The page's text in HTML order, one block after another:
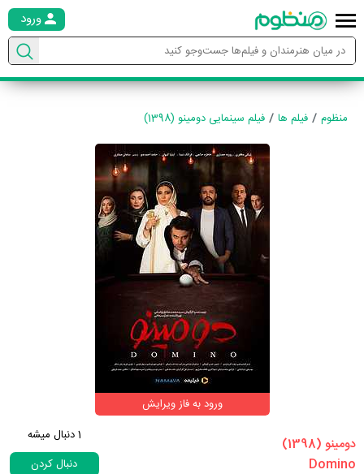
ورود
منظوم فیلم ها فیلم سینمایی دومینو (1398)
ورود به فاز ویرایش
‏دومینو‏ (1398)
1دنبال میشه
دنبال کردن